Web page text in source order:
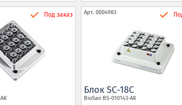
Под заказ Арт. 0004983
Блок SC-18C
BioSan BS-010143-AK